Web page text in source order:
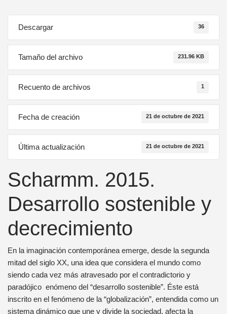
Descargar 36
Tamaño del archivo 231.96 KB
Recuento de archivos 1
Fecha de creación 21 de octubre de 2021
Última actualización 21 de octubre de 2021
Scharmm. 2015.
Desarrollo sostenible y
decrecimiento
En la imaginación contemporánea emerge, desde la segunda
mitad del siglo XX, una idea que considera el mundo como
siendo cada vez más atravesado por el contradictorio y
paradójico enómeno del “desarrollo sostenible”. Éste está
inscrito en el fenómeno de la “globalización”, entendida como un
sistema dinámico que une y divide la sociedad, afecta la